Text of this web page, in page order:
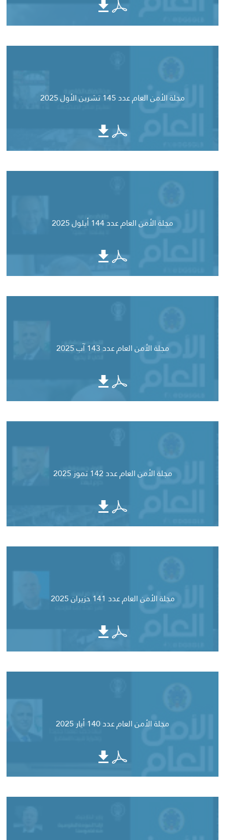
مجلة الأمن العام عدد 145 تشرين الأول 2025
مجلة الأمن العام عدد 144 أيلول 2025
مجلة الأمن العام عدد 143 آب 2025
مجلة الأمن العام عدد 142 تموز 2025
مجلة الأمن العام عدد 141 حزيران 2025
مجلة الأمن العام عدد 140 أيار 2025